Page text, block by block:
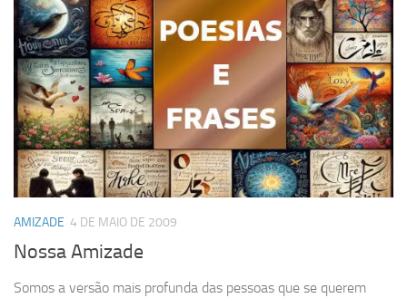
AMIZADE 4 DE MAIO DE 2009
Nossa Amizade
Somos a versão mais profunda das pessoas que se querem